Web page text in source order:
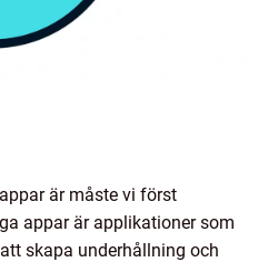
är måste vi först
appar är applikationer som
skapa underhållning och